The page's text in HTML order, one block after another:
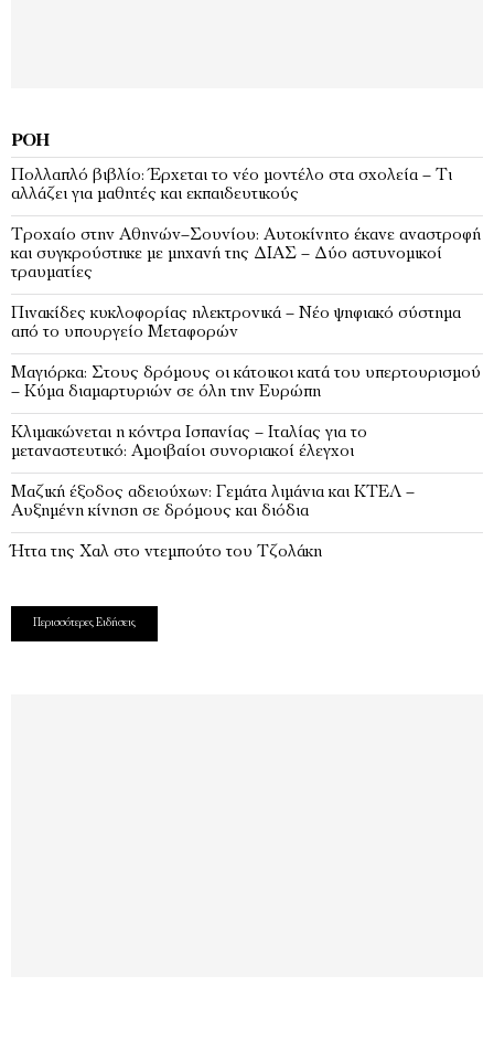
ΡΟΉ
Πολλαπλό βιβλίο: Έρχεται το νέο μοντέλο στα σχολεία – Τι
αλλάζει για μαθητές και εκπαιδευτικούς
Τροχαίο στην Αθηνών–Σουνίου: Αυτοκίνητο έκανε αναστροφή
και συγκρούστηκε με μηχανή της ΔΙΑΣ – Δύο αστυνομικοί
τραυματίες
Πινακίδες κυκλοφορίας ηλεκτρονικά – Νέο ψηφιακό σύστημα
από το υπουργείο Μεταφορών
Μαγιόρκα: Στους δρόμους οι κάτοικοι κατά του υπερτουρισμού
– Κύμα διαμαρτυριών σε όλη την Ευρώπη
Κλιμακώνεται η κόντρα Ισπανίας – Ιταλίας για το
μεταναστευτικό: Αμοιβαίοι συνοριακοί έλεγχοι
Μαζική έξοδος αδειούχων: Γεμάτα λιμάνια και ΚΤΕΛ –
Αυξημένη κίνηση σε δρόμους και διόδια
Ήττα της Χαλ στο ντεμπούτο του Τζολάκη
Περισσότερες Ειδήσεις